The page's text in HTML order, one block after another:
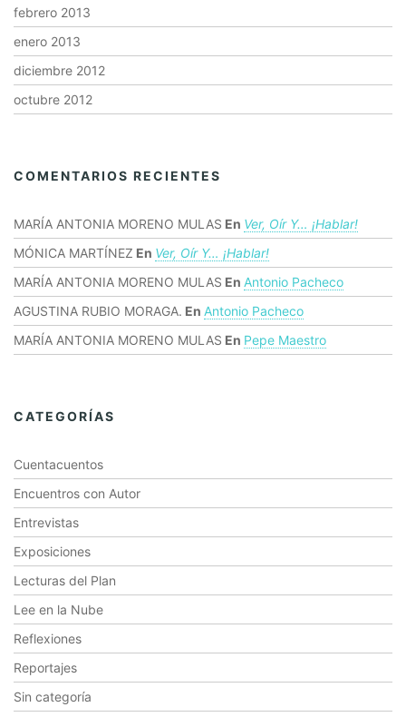
febrero 2013
enero 2013
diciembre 2012
octubre 2012
COMENTARIOS RECIENTES
MARÍA ANTONIA MORENO MULAS En Ver, Oír Y… ¡hablar!
MÓNICA MARTÍNEZ En Ver, Oír Y… ¡hablar!
MARÍA ANTONIA MORENO MULAS En Antonio Pacheco
AGUSTINA RUBIO MORAGA. En Antonio Pacheco
MARÍA ANTONIA MORENO MULAS En Pepe Maestro
CATEGORÍAS
Cuentacuentos
Encuentros con Autor
Entrevistas
Exposiciones
Lecturas del Plan
Lee en la Nube
Reflexiones
Reportajes
Sin categoría